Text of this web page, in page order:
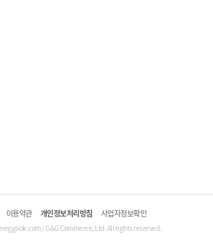
이용약관 개인정보처리방침 사업자정보확인
/ G&G Commerce, Ltd. All rights reserved.